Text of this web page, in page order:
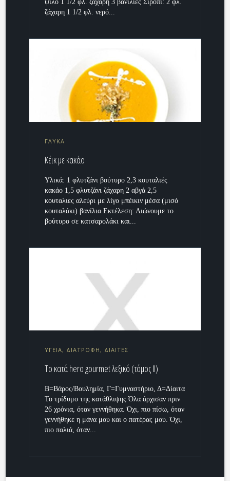
ψιλό 1 1/2 φλ. ζάχαρη 3 βανίλιες Σιρόπι: 2 φλ.
ζάχαρη 1 1/2 φλ. νερό...
ΓΛΥΚΑ
Κέικ με κακάο
Υλικά: 1 φλυτζάνι βούτυρο 2,3 κουταλιές
κακάο 1,5 φλυτζάνι ζάχαρη 2 αβγά 2,5
κουταλιες αλεύρι με λίγο μπέικιν μέσα (μισό
κουταλάκι) βανίλια Εκτέλεση: Λιώνουμε το
βούτυρο σε κατσαρολάκι και...
ΥΓΕΙΑ, ΔΙΑΤΡΟΦΗ, ΔΙΑΙΤΕΣ
Το κατά hero gourmet λεξικό (τόμος ΙΙ)
Β=Βάρος/Βουλημία, Γ=Γυμναστήριο, Δ=Δίαιτα
Το τρίδυμο της κατάθλιψης Όλα άρχισαν πριν
26 χρόνια, όταν γεννήθηκα. Όχι, πιο πίσω, όταν
γεννήθηκε η μάνα μου και ο πατέρας μου. Όχι,
πιο παλιά, όταν...